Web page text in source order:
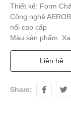
Thiết kế: Form
Công nghệ
nổi cao cấp
Màu sản phẩm:
Liên hệ
Share: